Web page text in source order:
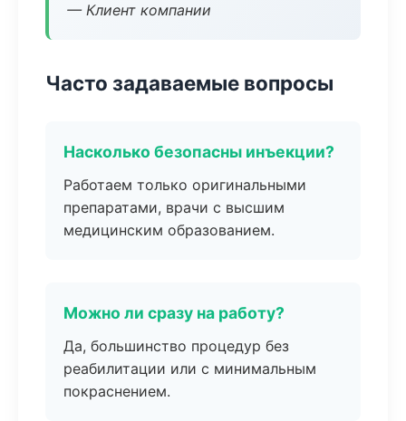
— Клиент компании
Часто задаваемые вопросы
Насколько безопасны инъекции?
Работаем только оригинальными
препаратами, врачи с высшим
медицинским образованием.
Можно ли сразу на работу?
Да, большинство процедур без
реабилитации или с минимальным
покраснением.